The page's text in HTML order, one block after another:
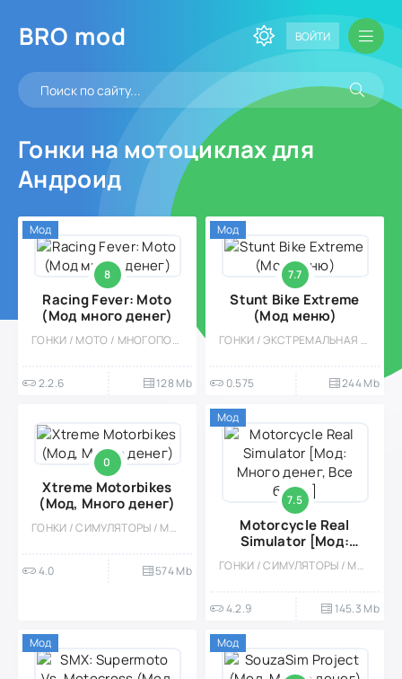
BRO mod ВОЙТИ
Гонки на мотоциклах для
Андроид
8
Racing Fever: Moto
(Мод много денег)
ГОНКИ / МОТО / МНОГОПОЛЬЗОВАТЕЛЬСКАЯ / СОРЕВНОВАТЕЛЬНАЯ / ОДНОПОЛЬЗОВАТЕЛЬСКИЕ / СТИЛИЗАЦИЯ / ОФЛАЙН / МОД / 3D
2.2.6 128 Mb
Мод
7.7
Stunt Bike Extreme
(Мод меню)
ГОНКИ / ЭКСТРЕМАЛЬНАЯ ЕЗДА / КАЗУАЛЬНЫЕ / МОТО / ФИЗИКА / 3D / ВСТРОЕННЫЙ КЕШ / МОД / СТИЛИЗАЦИЯ
0.575 244 Mb
Мод
0
Xtreme Motorbikes
(Мод, Много денег)
ГОНКИ / СИМУЛЯТОРЫ / МОТО / КАЗУАЛЬНЫЕ / ОДНОПОЛЬЗОВАТЕЛЬСКИЕ / СТИЛИЗАЦИЯ / ОФЛАЙН
4.0 574 Mb
7.5
Motorcycle Real
Simulator [Мод:
Много денег, Все
байки]
ГОНКИ / СИМУЛЯТОРЫ / МОТО / КАЗУАЛЬНЫЕ / ОДНОПОЛЬЗОВАТЕЛЬСКИЕ / СТИЛИЗАЦИЯ / ОФЛАЙН / ВСТРОЕННЫЙ КЕШ / МОД / 3D / АРКАДЫ
4.2.9 145.3 Mb
Мод
Мод Мод